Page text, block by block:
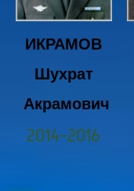
ИКРАМОВ
Шухрат
Акрамович
2014-2016